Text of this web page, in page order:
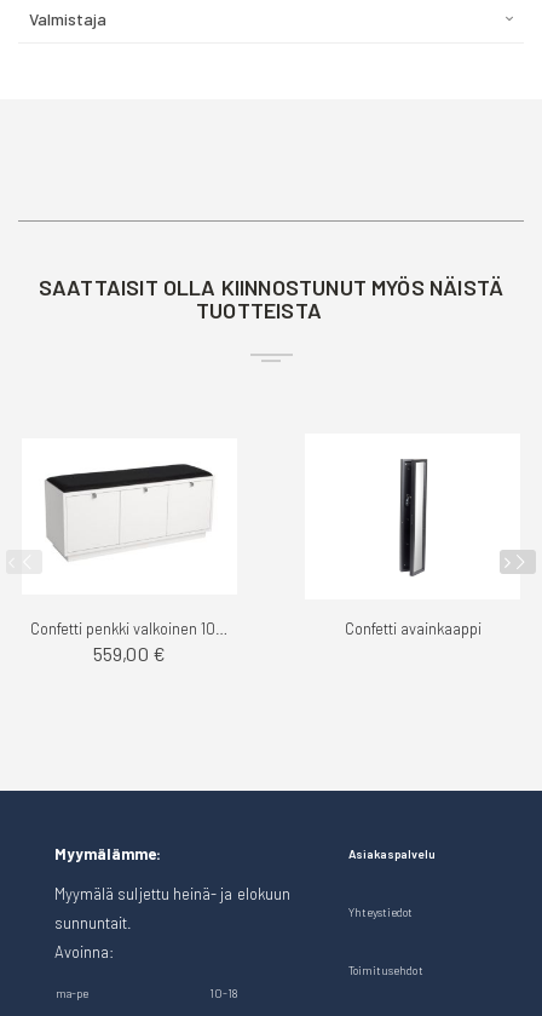
Valmistaja
SAATTAISIT OLLA KIINNOSTUNUT MYÖS NÄISTÄ
TUOTTEISTA
559,00 €
Confetti avainkaappi
Myymälämme:
Myymälä suljettu heinä- ja elokuun
sunnuntait.
Avoinna:
ma-pe 10-18
Asiakaspalvelu
Yhteystiedot
Toimitusehdot